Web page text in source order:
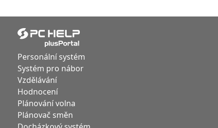
Personální systém
Systém pro nábor
Vzdělávání
Hodnocení
Plánování volna
Plánovač směn